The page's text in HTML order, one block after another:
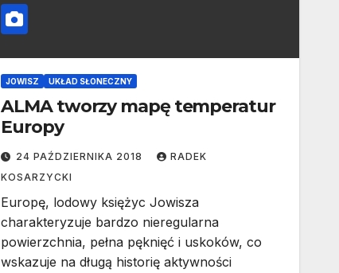
JOWISZ UKŁAD SŁONECZNY
ALMA tworzy mapę temperatur
Europy
24 PAŹDZIERNIKA 2018
RADEK
KOSARZYCKI
Europę, lodowy księżyc Jowisza
charakteryzuje bardzo nieregularna
powierzchnia, pełna pęknięć i uskoków, co
wskazuje na długą historię aktywności